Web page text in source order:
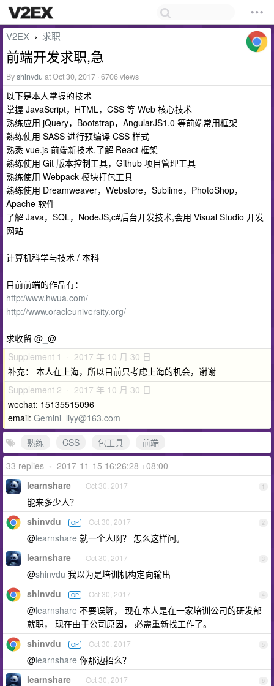
V2EX › 求职
前端开发求职,急
Byshinvdu at Oct 30, 2017 · 6706 views
以下是本人掌握的技术
掌握 JavaScript，HTML，CSS 等 Web 核心技术
熟练应用 jQuery，Bootstrap，AngularJS1.0 等前端常用框架
熟练使用 SASS 进行预编译 CSS 样式
熟悉 vue.js 前端新技术,了解 React 框架
熟练使用 Git 版本控制工具，Github 项目管理工具
熟练使用 Webpack 模块打包工具
熟练使用 Dreamweaver，Webstore，Sublime，PhotoShop，
Apache 软件
了解 Java，SQL，NodeJS,c#后台开发技术,会用 Visual Studio 开发
网站
计算机科学与技术 / 本科
目前前端的作品有：
http:/www.hwua.com/
http://www.oracleuniversity.org/
求收留 @ @
Supplement 1 · 2017 年 10 月 30 日
补充： 本人在上海，所以目前只考虑上海的机会，谢谢
Supplement 2 · 2017 年 10 月 30 日
wechat: 15135515096
email: Gemini_liyy@163.com
熟练
CSS 包工具
前端
33 replies • 2017-11-15 16:26:28 +08:00
1
learnshare Oct 30, 2017
能来多少人？
2
shinvdu OP Oct 30, 2017
@learnshare 就一个人啊？ 怎么这样问。
3
learnshare Oct 30, 2017
@shinvdu 我以为是培训机构定向输出
4
shinvdu OP Oct 30, 2017
@learnshare 不要误解， 现在本人是在一家培训公司的研发部
就职， 现在由于公司原因， 必需重新找工作了。
5
shinvdu OP Oct 30, 2017
@learnshare 你那边招么？
6
learnshare Oct 30, 2017